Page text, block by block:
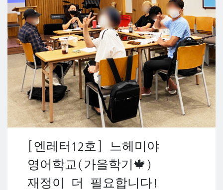
[엔레터12호] 느헤미야
영어학교(가을학기🍁)
재정이 더 필요합니다!